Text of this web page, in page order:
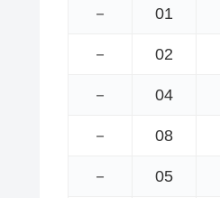
－ 01
－ 02
－ 04
－ 08
－ 05